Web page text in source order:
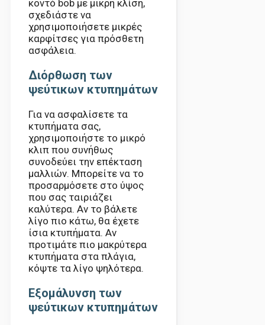
κοντό bob με μικρή κλίση,
σχεδιάστε να
χρησιμοποιήσετε μικρές
καρφίτσες για πρόσθετη
ασφάλεια.
Διόρθωση των
ψεύτικων κτυπημάτων
Για να ασφαλίσετε τα
κτυπήματα σας,
χρησιμοποιήστε το μικρό
κλιπ που συνήθως
συνοδεύει την επέκταση
μαλλιών. Μπορείτε να το
προσαρμόσετε στο ύψος
που σας ταιριάζει
καλύτερα. Αν το βάλετε
λίγο πιο κάτω, θα έχετε
ίσια κτυπήματα. Αν
προτιμάτε πιο μακρύτερα
κτυπήματα στα πλάγια,
κόψτε τα λίγο ψηλότερα.
Εξομάλυνση των
ψεύτικων κτυπημάτων